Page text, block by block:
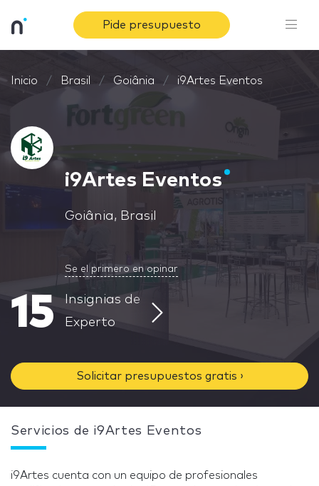
Pide presupuesto
Inicio Brasil Goiânia i9Artes Eventos
i9Artes Eventos
Goiânia, Brasil
Se el primero en opinar
15
Insignias de
Experto
Solicitar presupuestos gratis ›
Servicios de i9Artes Eventos
i9Artes cuenta con un equipo de profesionales